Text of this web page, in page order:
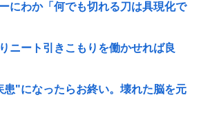
にわか「何でも切れる刀は具現化で
ニート引きこもりを働かせれば良
"になったらお終い。壊れた脳を元